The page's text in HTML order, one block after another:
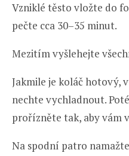
Vzniklé těsto vložte do
pečte cca 30–35 minut.
Mezitím vyšlehejte
Jakmile je koláč hotový,
nechte vychladnout.
prořízněte tak, aby vám
Na spodní patro